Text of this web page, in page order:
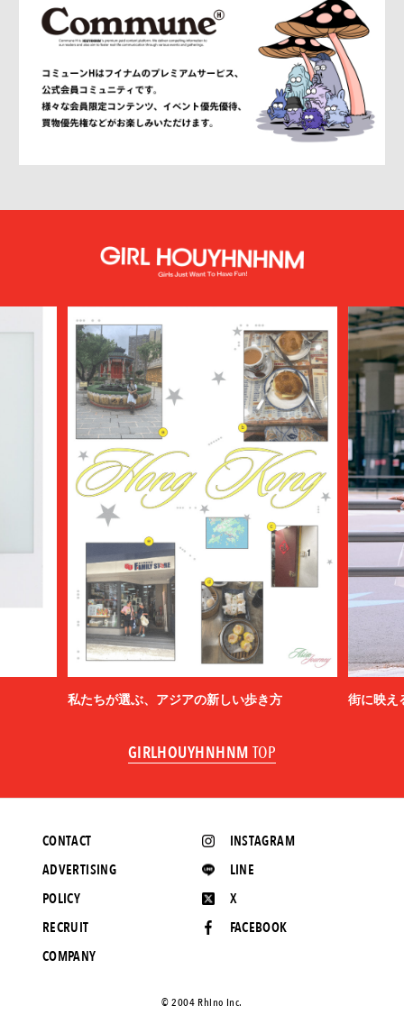
私たちが選ぶ、アジアの新しい歩き方 街に映え
GIRLHOUYHNHNM TOP
INSTAGRAM
LINE
X
FACEBOOK
CONTACT
ADVERTISING
POLICY
RECRUIT
COMPANY
©️ 2004 Rhino Inc.